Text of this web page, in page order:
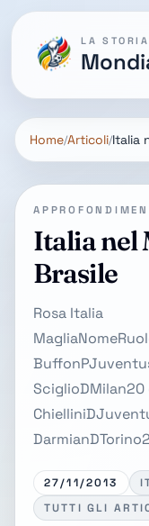
Home Articoli Italia
Italia nel
Brasile
Rosa Italia
27/11/2013
TUTTI GLI